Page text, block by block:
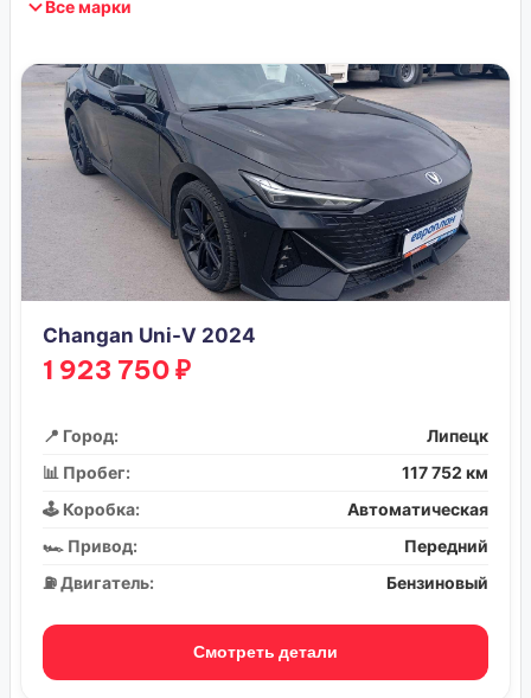
Все марки
Changan Uni-V 2024
1 923 750 ₽
📍 Город:
Липецк
📊 Пробег:
117 752 км
🕹️ Коробка:
Автоматическая
🏎️ Привод:
Передний
⛽ Двигатель:
Бензиновый
Смотреть детали